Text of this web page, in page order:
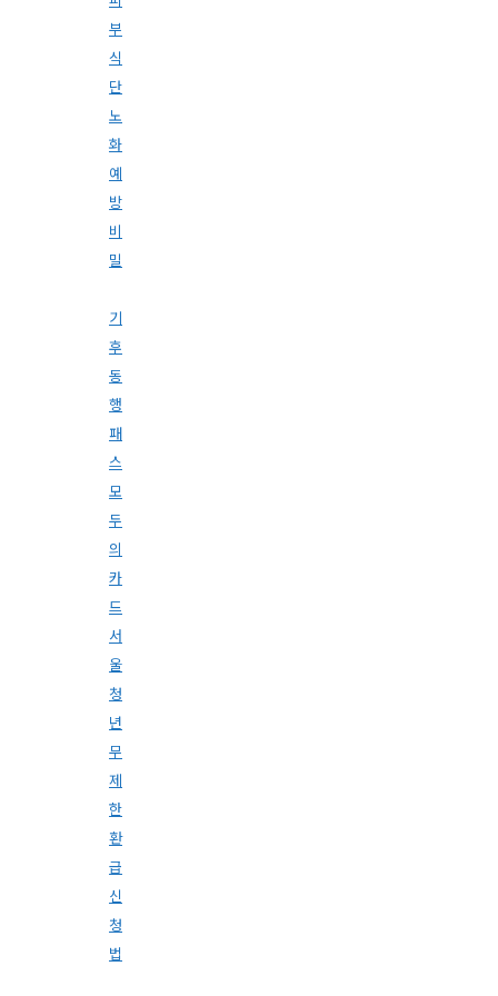
부
식
단
노
화
예
방
비
밀
기
후
동
행
패
스
모
두
의
카
드
서
울
청
년
무
제
한
환
급
신
청
법